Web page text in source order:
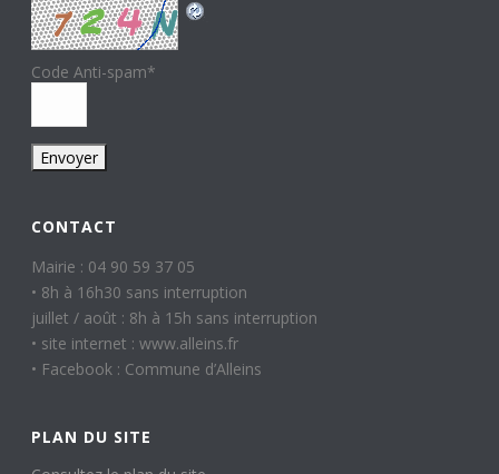
Code Anti-spam*
CONTACT
Mairie : 04 90 59 37 05
• 8h à 16h30 sans interruption
juillet / août : 8h à 15h sans interruption
• site internet : www.alleins.fr
• Facebook : Commune d’Alleins
PLAN DU SITE